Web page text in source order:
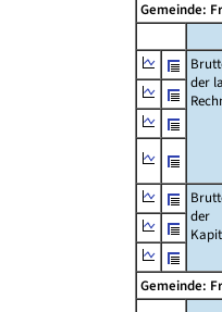
Gemeinde:
der
der
Gemeinde: